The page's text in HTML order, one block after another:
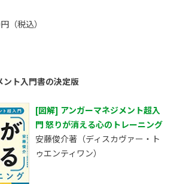
（税込）
ント入門書の決定版
[図解] アンガーマネジメント超入
門 怒りが消える心のトレーニング
安藤俊介著（ディスカヴァー・ト
ゥエンティワン）